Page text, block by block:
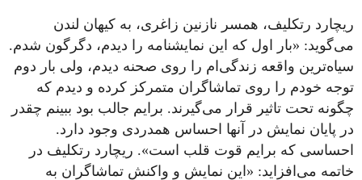
ریچارد رتکلیف، همسر نازنین زاغری، به کیهان لندن
می‌گوید: «بار اول که این نمایشنامه را دیدم، دگرگون شدم.
سیاه‌ترین واقعه زندگی‌ام را روی صحنه دیدم، ولی بار دوم
توجه خودم را روی تماشاگران متمرکز کرده و دیدم که
چگونه تحت تاثیر قرار می‌گیرند. برایم جالب بود ببینم چقدر
در پایان نمایش در آنها احساس همدردی وجود دارد.
احساسی که برایم قوت قلب است». ریچارد رتکلیف در
خاتمه می‌افزاید: «این نمایش و واکنش تماشاگران به